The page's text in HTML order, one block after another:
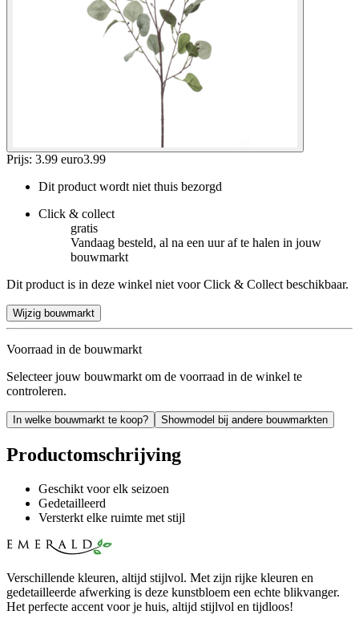
Prijs: 3.99 euro3.99
Dit product wordt niet thuis bezorgd
Click & collect
gratis
Vandaag besteld, al na een uur af te halen in jouw
bouwmarkt
Dit product is in deze winkel niet voor Click & Collect beschikbaar.
Wijzig bouwmarkt
Voorraad in de bouwmarkt
Selecteer jouw bouwmarkt om de voorraad in de winkel te
controleren.
In welke bouwmarkt te koop? Showmodel bij andere bouwmarkten
Productomschrijving
Geschikt voor elk seizoen
Gedetailleerd
Versterkt elke ruimte met stijl
Verschillende kleuren, altijd stijlvol. Met zijn rijke kleuren en
gedetailleerde afwerking is deze kunstbloem een echte blikvanger.
Het perfecte accent voor je huis, altijd stijlvol en tijdloos!